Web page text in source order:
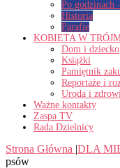
Po godzinach
Historia
Parafie
KOBIETA W
Dom i dziecko
Książki
Pamiętnik
Reportaże i
Uroda i
Ważne kontakty
Zaspa TV
Rada Dzielnicy
Strona Główna |DLA
psów